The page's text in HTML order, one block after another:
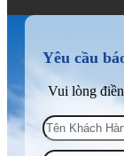
Yêu cầu
Vui lòng